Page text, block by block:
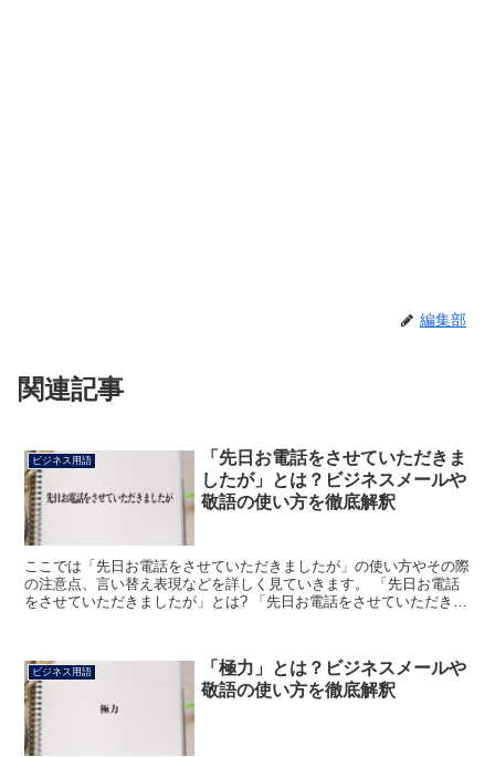
編集部
関連記事
ビジネス用語
「先日お電話をさせていただきま
したが」とは？ビジネスメールや
敬語の使い方を徹底解釈
ここでは「先日お電話をさせていただきましたが」の使い方やその際
の注意点、言い替え表現などを詳しく見ていきます。 「先日お電話
をさせていただきましたが」とは? 「先日お電話をさせていただきま
ビジネス用語
「極力」とは？ビジネスメールや
敬語の使い方を徹底解釈